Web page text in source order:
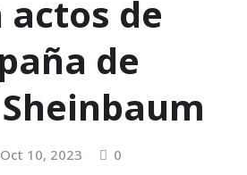
de
de
Oct 10, 2023 0